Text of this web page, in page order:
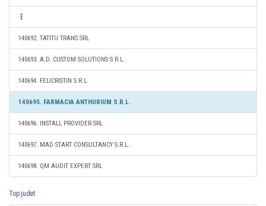
140692. TATITU TRANS SRL
140693. A.D. CUSTOM SOLUTIONS S.R.L.
140694. FELICRISTIN S.R.L.
140695. FARMACIA ANTHURIUM S.R.L.
140696. INSTALL PROVIDER SRL
140697. MAD START CONSULTANCY S.R.L.
140698. QM AUDIT EXPERT SRL
Top judet